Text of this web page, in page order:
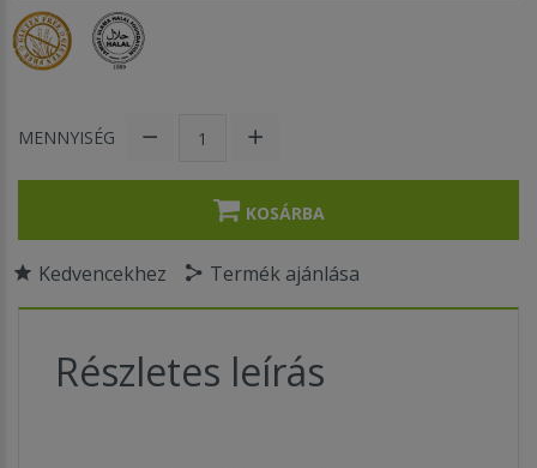
MENNYISÉG
KOSÁRBA
Kedvencekhez Termék ajánlása
Részletes leírás